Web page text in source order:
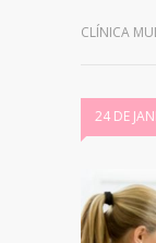
CLÍNICA
24 DE